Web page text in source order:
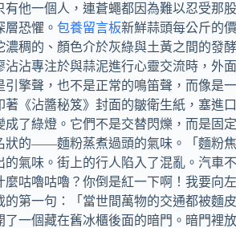
他一個人，連蒼蠅都因為難以忍受那
恐懼。 包養留言板新鮮蒜頭每公斤的
稠的、顏色介於灰綠與土黃之間的發
專注於與蒜泥進行心靈交流時，外
聲，也不是正常的鳴笛聲，而像是
《沾醬秘笈》封面的皺衛生紙，塞進
了綠燈。它們不是交替閃爍，而是固
的——麵粉蒸煮過頭的氣味。「麵粉
氣味。街上的行人陷入了混亂。汽車
咕嚕咕嚕？你倒是紅一下啊！我要向
第一句：「當世間萬物的交通都被麵
一個藏在舊冰櫃後面的暗門。暗門裡